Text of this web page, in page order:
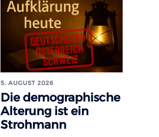
5. AUGUST 2026
Die demographische
Alterung ist ein
Strohmann